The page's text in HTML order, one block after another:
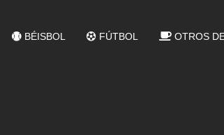
BÉISBOL FÚTBOL OTROS